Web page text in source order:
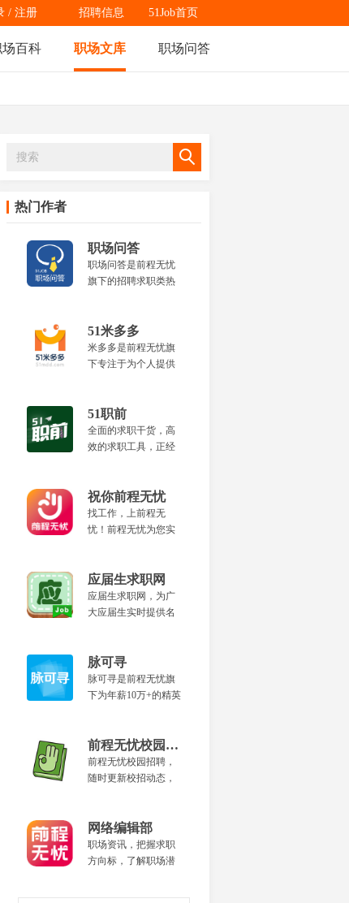
51Job首页
招聘信息
/ 注册
场百科 职场文库 职场问答
热门作者
职场问答
职场问答是前程无忧
旗下的招聘求职类热
职场热点问题解答，
内容涵盖资格证书、
岗位职责、就业前
51米多多
米多多是前程无忧旗
下专注于为个人提供
您提供真实靠谱的招
聘信息、面试安排和
快速入职等优质服
51职前
全面的求职干货，高
效的求职工具，正经
前。
祝你前程无忧
找工作，上前程无
忧！前程无忧为您实
资讯、面试技巧、简
历优化等求职攻略。
应届生求职网
应届生求职网，为广
大应届生实时提供名
脉可寻
脉可寻是前程无忧旗
下为年薪10万+的精英
职位和企业高薪职
位，同时可以联络猎
头，拍摄名片上传
前程无忧校园招聘
前程无忧校园招聘，
随时更新校招动态，
货。
网络编辑部
职场资讯，把握求职
方向标，了解职场潜